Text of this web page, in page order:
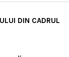
DIN CADRUL